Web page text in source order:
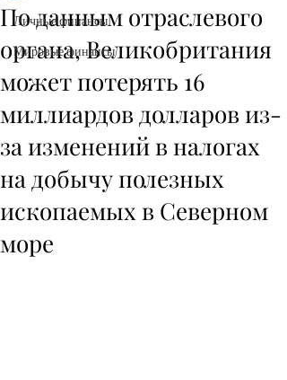
Личные финансы
Мировые финансы
По данным отраслевого
органа, Великобритания
может потерять 16
миллиардов долларов из-
за изменений в налогах
на добычу полезных
ископаемых в Северном
море